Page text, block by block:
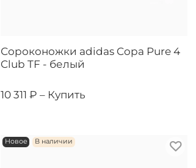
Сороконожки adidas Copa Pure 4
Club TF - белый
10 311 ₽ – Купить
Новое В наличии